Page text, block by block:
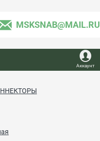
MSKSNAB@MAIL.RU
Аккаунт